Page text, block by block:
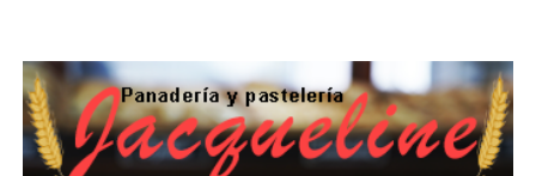
buscar soluciones o fórmulas de entendimiento,
cuando ello sea posible y la ley lo permita.